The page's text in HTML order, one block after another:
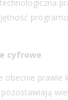
cyfrowe
obecnie prawie